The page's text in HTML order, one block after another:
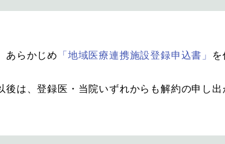
あらかじめ 「地域医療連携施設登録申込書」
は、登録医・当院いずれからも解約の申し出